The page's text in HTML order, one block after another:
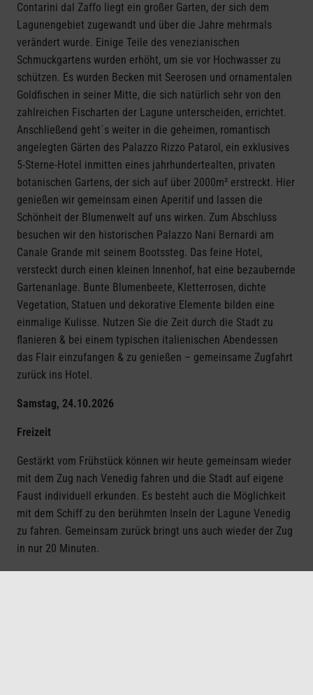
Contarini dal Zaffo liegt ein großer Garten, der sich dem
Lagunengebiet zugewandt und über die Jahre mehrmals
verändert wurde. Einige Teile des venezianischen
Schmuckgartens wurden erhöht, um sie vor Hochwasser zu
schützen. Es wurden Becken mit Seerosen und ornamentalen
Goldfischen in seiner Mitte, die sich natürlich sehr von den
zahlreichen Fischarten der Lagune unterscheiden, errichtet.
Anschließend geht´s weiter in die geheimen, romantisch
angelegten Gärten des Palazzo Rizzo Patarol, ein exklusives
5-Sterne-Hotel inmitten eines jahrhundertealten, privaten
botanischen Gartens, der sich auf über 2000m² erstreckt. Hier
genießen wir gemeinsam einen Aperitif und lassen die
Schönheit der Blumenwelt auf uns wirken. Zum Abschluss
besuchen wir den historischen Palazzo Nani Bernardi am
Canale Grande mit seinem Bootssteg. Das feine Hotel,
versteckt durch einen kleinen Innenhof, hat eine bezaubernde
Gartenanlage. Bunte Blumenbeete, Kletterrosen, dichte
Vegetation, Statuen und dekorative Elemente bilden eine
einmalige Kulisse. Nutzen Sie die Zeit durch die Stadt zu
flanieren & bei einem typischen italienischen Abendessen
das Flair einzufangen & zu genießen – gemeinsame Zugfahrt
zurück ins Hotel.
Samstag, 24.10.2026
Freizeit
Gestärkt vom Frühstück können wir heute gemeinsam wieder
mit dem Zug nach Venedig fahren und die Stadt auf eigene
Faust individuell erkunden. Es besteht auch die Möglichkeit
mit dem Schiff zu den berühmten Inseln der Lagune Venedig
zu fahren. Gemeinsam zurück bringt uns auch wieder der Zug
in nur 20 Minuten.